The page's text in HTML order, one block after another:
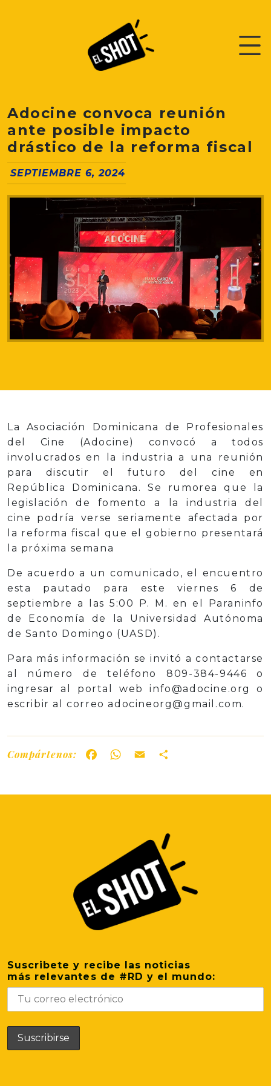
Adocine convoca reunión
ante posible impacto
drástico de la reforma fiscal
SEPTIEMBRE 6, 2024
La Asociación Dominicana de Profesionales
del Cine (Adocine) convocó a todos
involucrados en la industria a una reunión
para discutir el futuro del cine en
República Dominicana. Se rumorea que la
legislación de fomento a la industria del
cine podría verse seriamente afectada por
la reforma fiscal que el gobierno presentará
la próxima semana
De acuerdo a un comunicado, el encuentro
esta pautado para este viernes 6 de
septiembre a las 5:00 P. M. en el Paraninfo
de Economía de la Universidad Autónoma
de Santo Domingo (UASD).
Para más información se invitó a contactarse
al número de teléfono 809-384-9446 o
ingresar al portal web info@adocine.org o
escribir al correo adocineorg@gmail.com.
Compártenos: FacebookWhatsApp
Email
Suscribete y recibe las noticias
más relevantes de #RD y el mundo: